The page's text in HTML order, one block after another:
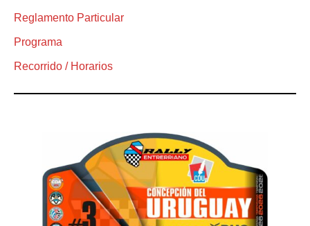
Reglamento Particular
Programa
Recorrido / Horarios